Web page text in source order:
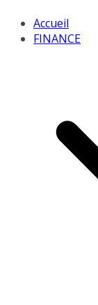
Accueil
FINANCE